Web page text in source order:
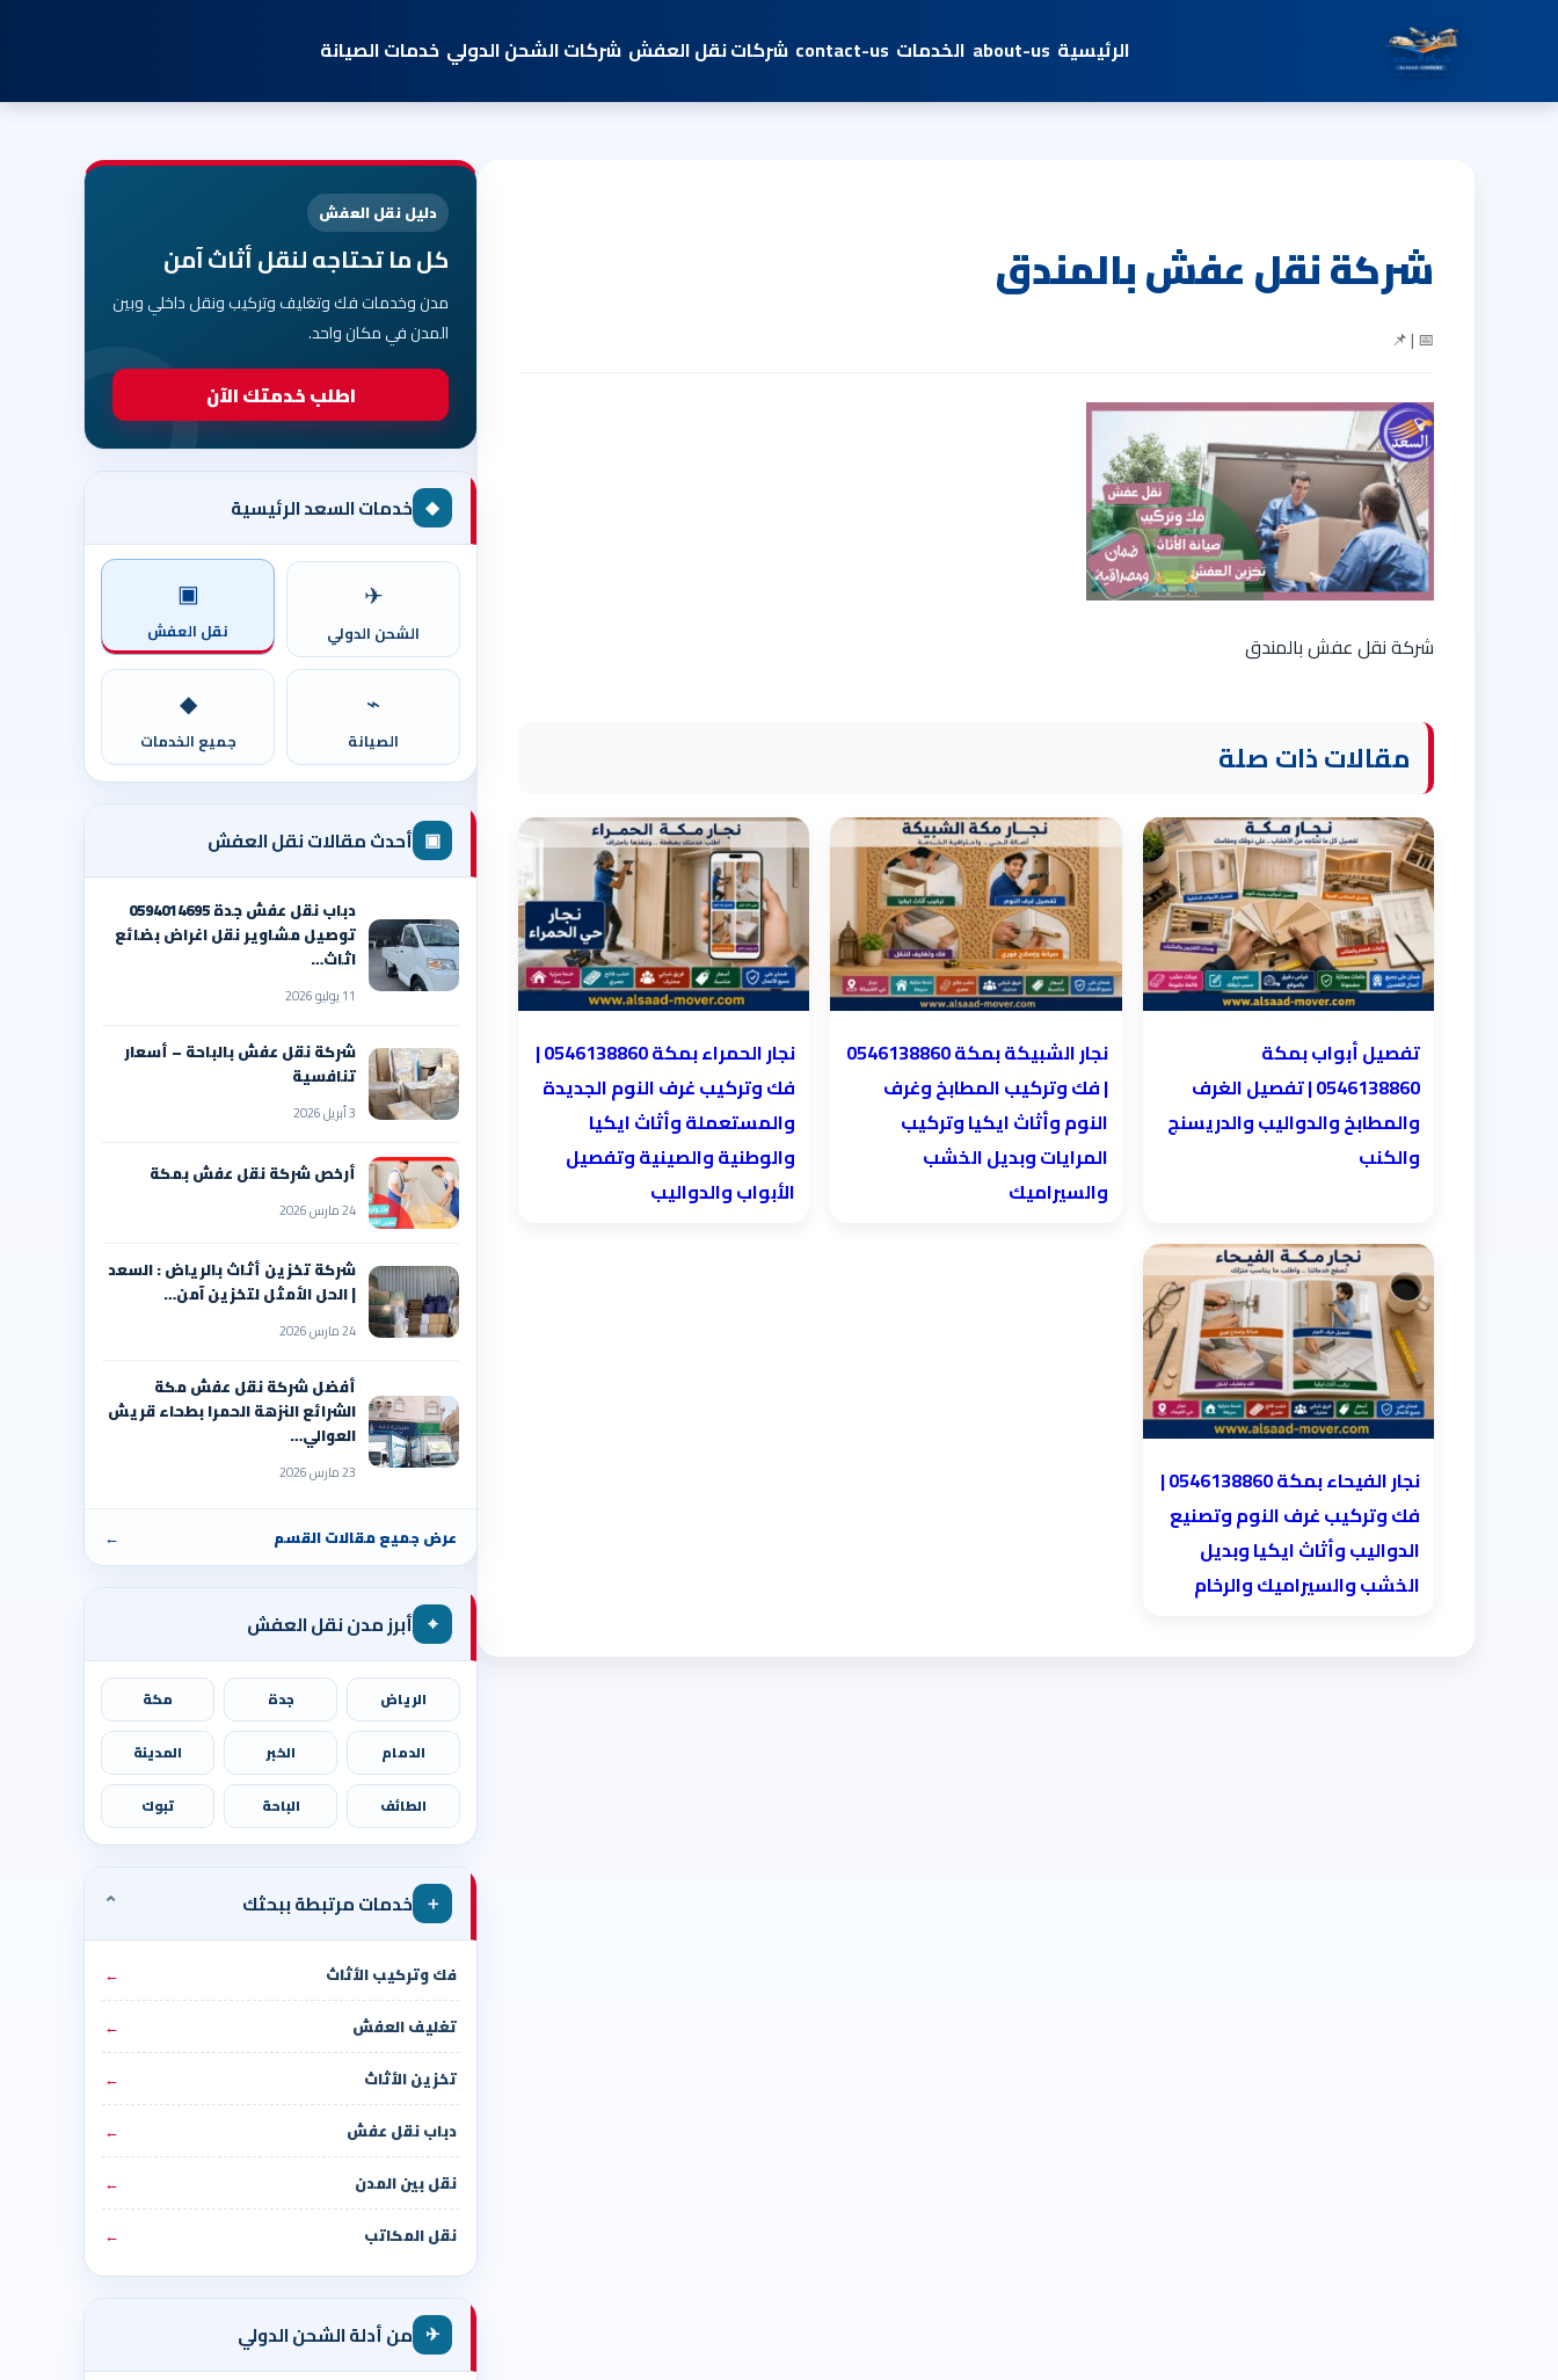
الرئيسية about-us الخدمات contact-us شركات نقل العفش شركات الشحن الدولي خدمات الصيانة
شركة نقل عفش بالمندق
📅 | 📌
شركة نقل عفش بالمندق
مقالات ذات صلة
تفصيل أبواب بمكة
0546138860 | تفصيل الغرف
والمطابخ والدواليب والدريسنج
والكنب
| فك وتركيب المطابخ وغرف
النوم وأثاث ايكيا وتركيب
المرايات وبديل الخشب
والسيراميك
نجار الحمراء بمكة 0546138860⁩ |
فك وتركيب غرف النوم الجديدة
والمستعملة وأثاث ايكيا
والوطنية والصينية وتفصيل
الأبواب والدواليب
نجار الفيحاء بمكة 0546138860⁩ |
فك وتركيب غرف النوم وتصنيع
الدواليب وأثاث ايكيا وبديل
الخشب والسيراميك والرخام
دليل نقل العفش
كل ما تحتاجه لنقل أثاث آمن
مدن وخدمات فك وتغليف وتركيب ونقل داخلي وبين
المدن في مكان واحد.
اطلب خدمتك الآن
◆ خدمات السعد الرئيسية
✈
الشحن الدولي
▣
نقل العفش
⌁
الصيانة
◆
جميع الخدمات
▣ أحدث مقالات نقل العفش
دباب نقل عفش جدة 0594014695
توصيل مشاوير نقل اغراض بضائع
اثاث…
11 يوليو 2026
شركة نقل عفش بالباحة – أسعار
تنافسية
3 أبريل 2026
أرخص شركة نقل عفش بمكة
24 مارس 2026
شركة تخزين أثاث بالرياض : السعد
| الحل الأمثل لتخزين آمن…
24 مارس 2026
أفضل شركة نقل عفش مكة
الشرائع النزهة الحمرا بطحاء قريش
العوالي…
23 مارس 2026
عرض جميع مقالات القسم ←
⌖ أبرز مدن نقل العفش
الرياض جدة مكة
الدمام الخبر المدينة
الطائف الباحة تبوك
＋ خدمات مرتبطة ببحثك ⌄
فك وتركيب الأثاث
←
تغليف العفش
←
تخزين الأثاث
←
دباب نقل عفش
←
نقل بين المدن
←
نقل المكاتب
←
✈ من أدلة الشحن الدولي